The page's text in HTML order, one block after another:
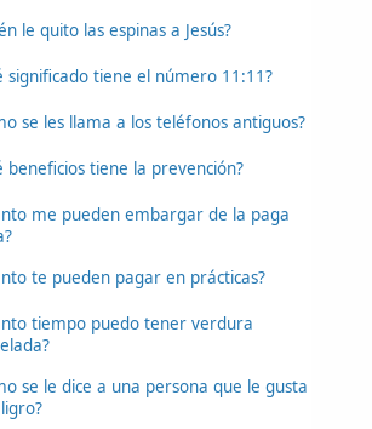
le quito las espinas a Jesús?
significado tiene el número 11:11?
se les llama a los teléfonos antiguos?
beneficios tiene la prevención?
me pueden embargar de la paga
te pueden pagar en prácticas?
tiempo puedo tener verdura
se le dice a una persona que le gusta